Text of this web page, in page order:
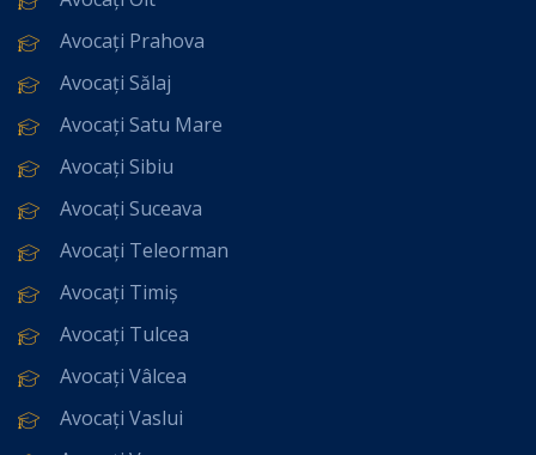
Avocați Prahova
Avocați Sălaj
Avocați Satu Mare
Avocați Sibiu
Avocați Suceava
Avocați Teleorman
Avocați Timiș
Avocați Tulcea
Avocați Vâlcea
Avocați Vaslui